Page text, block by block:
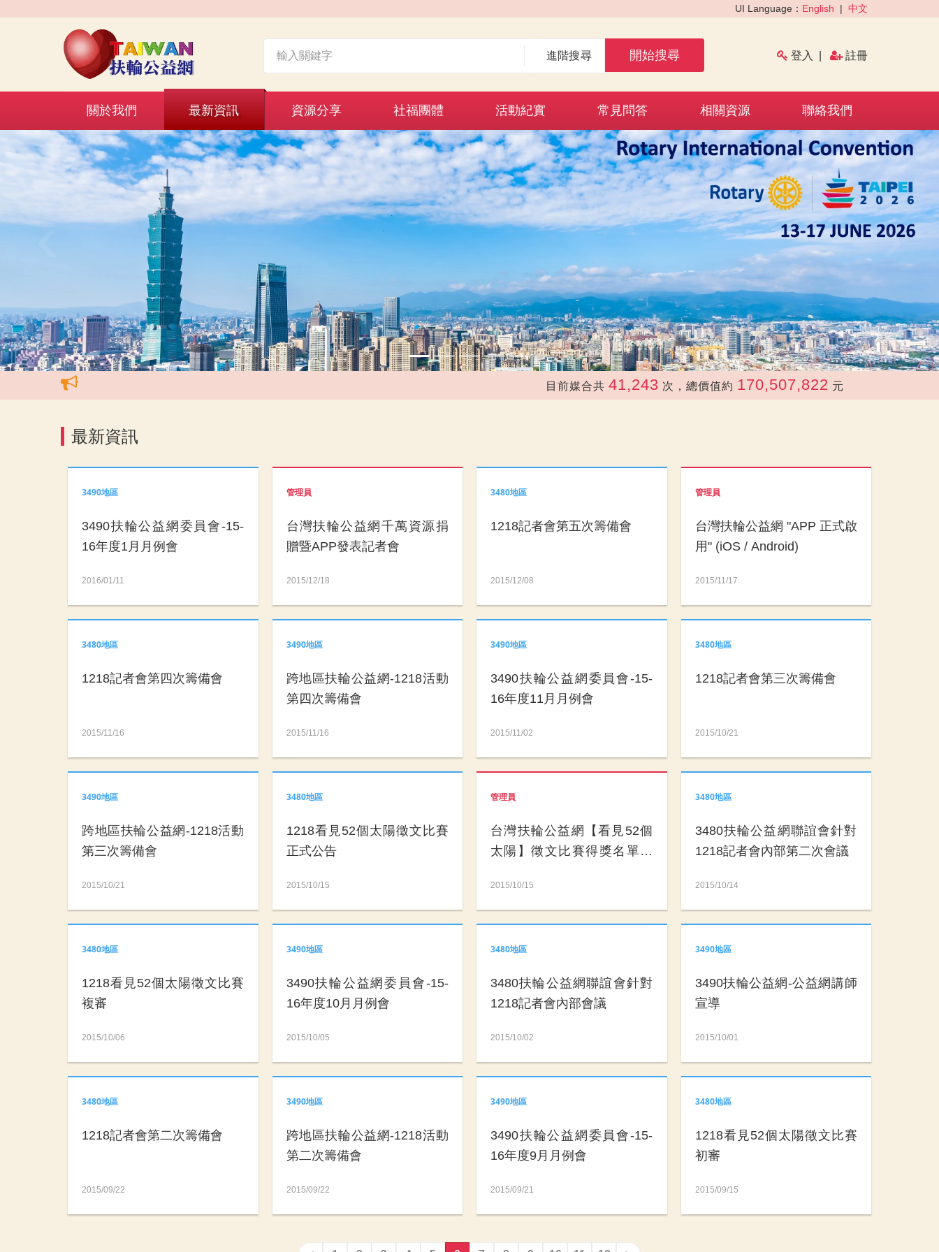
UI Language： English | 中文
進階搜尋 開始搜尋 登入 註冊
關於我們 最新資訊 資源分享 社福團體 活動紀實 常見問答 相關資源 聯絡我們
‹ ›
目前媒合共 41,243 次，總價值約 170,507,822 元
最新資訊
3490地區
3490扶輪公益網委員會-15-
16年度1月月例會
2016/01/11
管理員
台灣扶輪公益網千萬資源捐
贈暨APP發表記者會
2015/12/18
3480地區
1218記者會第五次籌備會
2015/12/08
管理員
台灣扶輪公益網 "APP 正式啟
用" (iOS / Android)
2015/11/17
3480地區
1218記者會第四次籌備會
2015/11/16
3490地區
跨地區扶輪公益網-1218活動
第四次籌備會
2015/11/16
3490地區
3490扶輪公益網委員會-15-
16年度11月月例會
2015/11/02
3480地區
1218記者會第三次籌備會
2015/10/21
3490地區
跨地區扶輪公益網-1218活動
第三次籌備會
2015/10/21
3480地區
1218看見52個太陽徵文比賽
正式公告
2015/10/15
管理員
台灣扶輪公益網【看見52個
太陽】徵文比賽得獎名單公
2015/10/15
3480地區
3480扶輪公益網聯誼會針對
1218記者會內部第二次會議
2015/10/14
3480地區
1218看見52個太陽徵文比賽
複審
2015/10/06
3490地區
3490扶輪公益網委員會-15-
16年度10月月例會
2015/10/05
3480地區
3480扶輪公益網聯誼會針對
1218記者會內部會議
2015/10/02
3490地區
3490扶輪公益網-公益網講師
宣導
2015/10/01
3480地區
1218記者會第二次籌備會
2015/09/22
3490地區
跨地區扶輪公益網-1218活動
第二次籌備會
2015/09/22
3490地區
3490扶輪公益網委員會-15-
16年度9月月例會
2015/09/21
3480地區
1218看見52個太陽徵文比賽
初審
2015/09/15